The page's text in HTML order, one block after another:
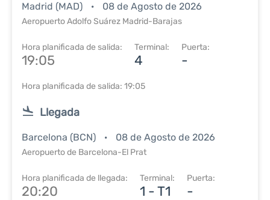
Madrid (MAD) 08 de Agosto de 2026
Aeropuerto Adolfo Suárez Madrid-Barajas
Hora planificada de salida:
19:05
Terminal:
4
Puerta:
-
Hora planificada de salida: 19:05
Llegada
Barcelona (BCN) 08 de Agosto de 2026
Aeropuerto de Barcelona-El Prat
Hora planificada de llegada:
20:20
Terminal:
1 - T1
Puerta:
-